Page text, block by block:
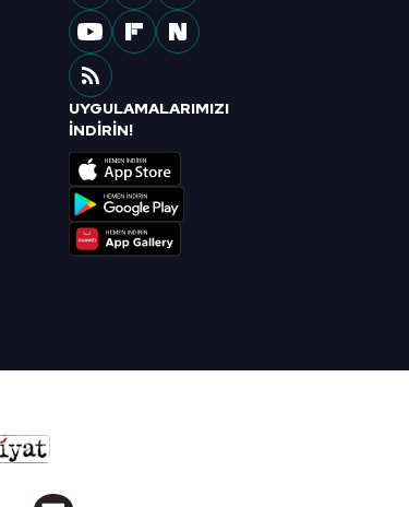
UYGULAMALARIMIZI
İNDİRİN!